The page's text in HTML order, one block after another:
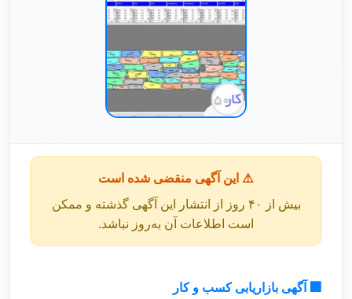
⚠️ این آگهی منقضی شده است
بیش از ۴۰ روز از انتشار این آگهی گذشته و ممکن
است اطلاعات آن به‌روز نباشد.
🏢 آگهی بازاریابی کسب و کار